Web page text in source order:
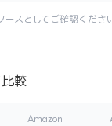
スとしてご確認くださ
較
Amazon